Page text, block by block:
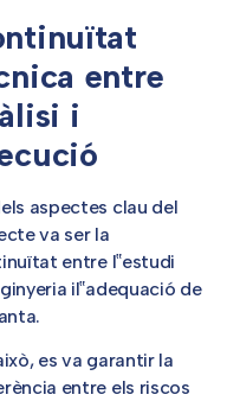
entre
i
aspectes clau del
va ser la
entre l‟estudi
il‟adequació de
es va garantir la
entre els riscos